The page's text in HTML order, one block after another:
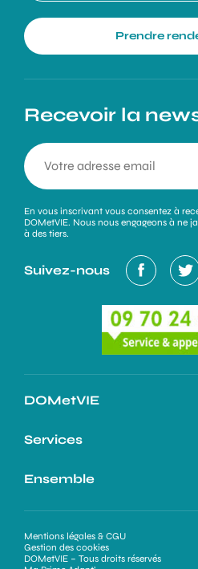
Prendre
DOMetVIE
Notre histoire
Services
Nos services
Demande de devis
Être rappelé(e)
Ensemble
Nous rejoindre
Recevoir la
En vous inscrivant vous consentez à
DOMetVIE. Nous nous engageons à ne
à des tiers.
Suivez-nous
Mentions légales & CGU
Gestion des cookies
DOMetVIE – Tous droits réservés